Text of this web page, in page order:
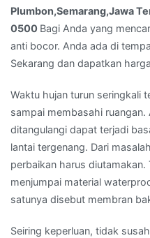
:
0812
9070
0500
Plumbon,Semarang,Jawa
0500 Bagi Anda yang
anti bocor. Anda ada di
Sekarang dan dapatkan
Waktu hujan turun seringkali
sampai membasahi
ditangulangi dapat terjadi
lantai tergenang. Dari
perbaikan harus diutamakan.
menjumpai material
satunya disebut membran
Seiring keperluan, tidak